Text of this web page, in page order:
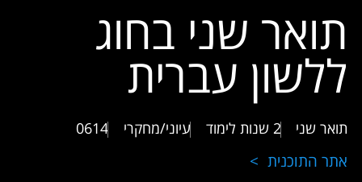
תואר שני בחוג
ללשון עברית
תואר שני 2 שנות לימוד עיוני/מחקרי 0614
אתר התוכנית